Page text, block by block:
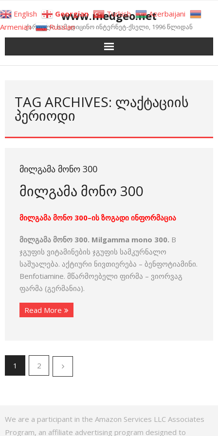
to
content
www.medgeo.net
ქართული სამედიცინო ინტერნეტ-ქსელი, 1996 წლიდან
TAG ARCHIVES: ᲚᲐᲥᲢᲐᲪᲘᲘᲡ
ᲞᲔᲠᲘᲝᲓᲘ
ᲛᲘᲚᲒᲐᲛᲐ ᲛᲝᲜᲝ 300
მილგამა მონო 300
მილგამა მონო 300–ის ზოგადი ინფორმაცია
მილგამა მონო 300. Milgamma mono 300. B
ჯგუფის ვიტამინების ჯგუფის სამკურნალო
საშუალება. აქტიური ნივთიერება – ბენფოტიამინი.
Benfotiamine. მწარმოებელი ფირმა – ვიორვაგ
ფარმა (გერმანია).
Read More
1 2
We are a participant in the Amazon Services LLC Associates
Program, an affiliate advertising program designed to
English Georgian Turkish
Azerbaijani
Armenian
Russian